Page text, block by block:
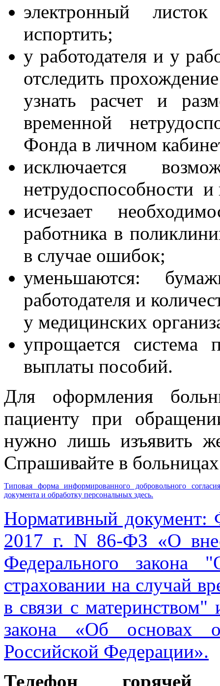
электронный
испортить;
у работодателя и у
отследить
узнать расчет и
временной
Фонда в личном
исключается
нетрудоспособности и
исчезает
работника в
в случае ошибок;
уменьшаются:
работодателя и
у медицинских
упрощается
выплаты пособий.
Для оформления
пациенту при
нужно лишь изъявить
Спрашивайте в
Типовая форма информированного добровольного
документа и обработку персональных здесь.
Нормативный документ:
2017 г. N 86-ФЗ «О
Федерального закона
страховании на случай
в связи с
закона «Об основах
Российской Федерации».
Телефон горячей